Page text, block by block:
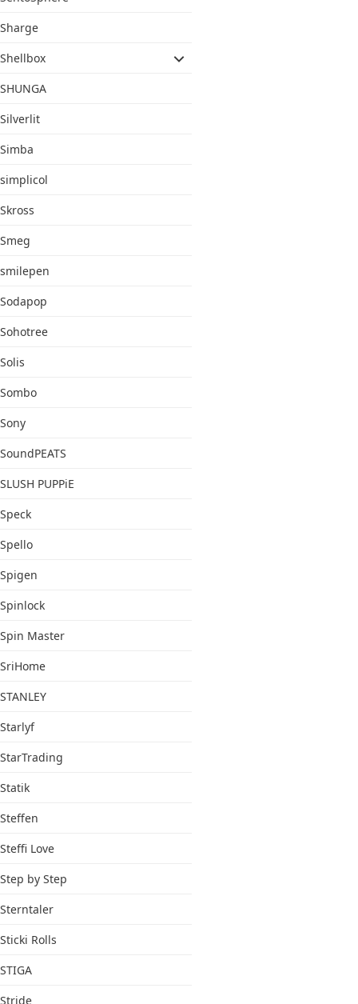
Sharge
Shellbox
SHUNGA
Silverlit
Simba
simplicol
Skross
Smeg
smilepen
Sodapop
Sohotree
Solis
Sombo
Sony
SoundPEATS
SLUSH PUPPiE
Speck
Spello
Spigen
Spinlock
Spin Master
SriHome
STANLEY
Starlyf
StarTrading
Statik
Steffen
Steffi Love
Step by Step
Sterntaler
Sticki Rolls
STIGA
Stride